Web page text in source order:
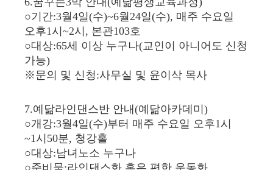
○기간:3월4일(수)~6월24일(수), 매주 수요일
오후1시~2시, 본관103호
○대상:65세 이상 누구나(교인이 아니어도 신청
가능)
※문의 및 신청:사무실 및 윤이삭 목사
7.예닮라인댄스반 안내(예닮아카데미)
○개강:3월4일(수)부터 매주 수요일 오후1시
~1시50분, 청강홀
○대상:남녀노소 누구나
○준비물:라인댄스화 혹은 편한 운동화